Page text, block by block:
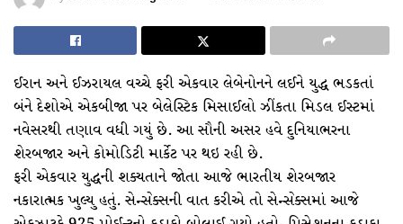
ઈરાન અને ઈઝરાયલ વચ્ચે ફરી એકવાર લેબેનોનને લઈને યુદ્ધ ભડકતાં
બંને દેશોએ એકબીજા પર બેલેસ્ટિક મિસાઈલો ઝીંકતા મિડલ ઈસ્ટમાં
નવેસરથી તણાવ વધી ગયું છે. આ સૌની અસર હવે દુનિયાભરના
શેરબજાર અને કોમોડિટી માર્કેટ પર થઇ રહી છે.
ફરી એકવાર યુદ્ધની શક્યતાને જોતા આજે ભારતીય શેરબજાર
નકારાત્મક ખુલ્યુ હતું. સેન્સેક્સની વાત કરીએ તો સેન્સેક્સમાં આજે